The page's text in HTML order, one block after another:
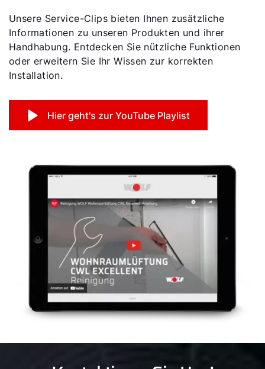
Unsere Service-Clips bieten Ihnen zusätzliche
Informationen zu unseren Produkten und ihrer
Handhabung. Entdecken Sie nützliche Funktionen
oder erweitern Sie Ihr Wissen zur korrekten
Installation.
Hier geht's zur YouTube Playlist